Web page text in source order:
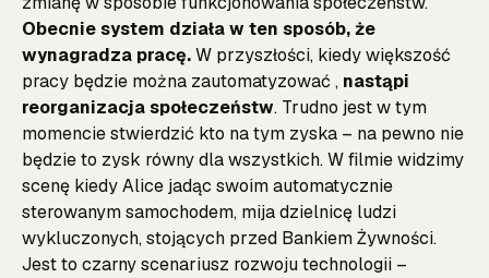
Obecnie system działa w ten sposób, że
wynagradza pracę.W przyszłości, kiedy większość
pracy będzie można zautomatyzować , nastąpi
reorganizacja społeczeństw. Trudno jest w tym
momencie stwierdzić kto na tym zyska – na pewno nie
będzie to zysk równy dla wszystkich. W filmie widzimy
scenę kiedy Alice jadąc swoim automatycznie
sterowanym samochodem, mija dzielnicę ludzi
wykluczonych, stojących przed Bankiem Żywności.
Jest to czarny scenariusz rozwoju technologii –